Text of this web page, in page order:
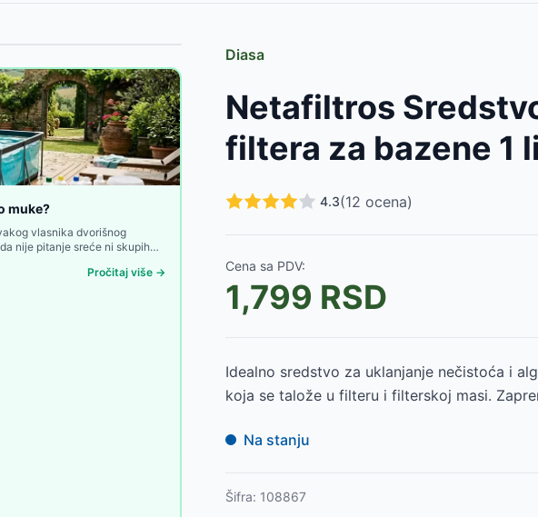
PH minus tečni Diasa 20lit.
7999RSD
5kg-10790RSD
50 kom. 58142-1299RSD
1kg-2290RSD
2990RSD
20×20 gr + dispenzer
RSD
PH4IN1-2590
RSD
muke?
vlasnika dvorišnog
nije pitanje sreće ni skupih
Pročitaj više →
Diasa
Netafiltros
filtera za bazene 1
4.3(12 ocena)
Cena sa PDV:
1,799 RSD
Idealno sredstvo za uklanjanje nečistoća i
koja se talože u filteru i filterskoj masi.
Na stanju
Šifra: 108867